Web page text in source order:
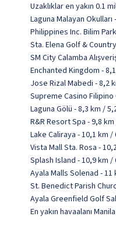
Uzaklıklar en yakın
Laguna Malayan
Philippines Inc. Bilim
Sta. Elena Golf &
SM City Calamba
Enchanted Kingdom -
Jose Rizal Mabedi - 8,2
Supreme Casino Filipino
Laguna Gölü - 8,3 km /
R&R Resort Spa - 9,8
Lake Caliraya - 10,1 km /
Vista Mall Sta. Rosa -
Splash Island - 10,9 km /
Ayala Malls Solenad - 11
St. Benedict Parish
Ayala Greenfield Golf
En yakın havaalanı